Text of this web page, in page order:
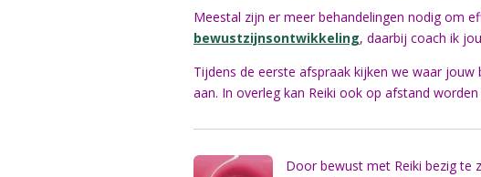
Meestal zijn er meer behandelingen nodig om
bewustzijnsontwikkeling, daarbij coach ik
Tijdens de eerste afspraak kijken we waar
aan. In overleg kan Reiki ook op afstand worden
Door bewust met Reiki bezig te